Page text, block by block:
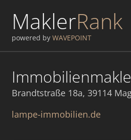
MaklerRank
powered by WAVEPOINT
Brandtstraße 18a, 39114
lampe-immobilien.de